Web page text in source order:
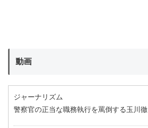
動画
ジャーナリズム
警察官の正当な職務執行を罵倒する玉川徹